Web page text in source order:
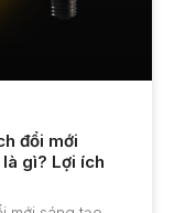
đổi mới
gì? Lợi ích